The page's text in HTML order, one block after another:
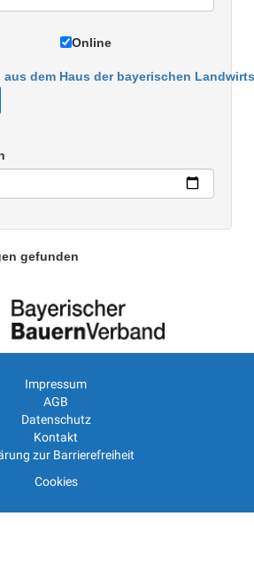
Online
aus dem Haus der bayerischen
gefunden
Impressum
AGB
Datenschutz
Kontakt
zur Barrierefreiheit
Cookies